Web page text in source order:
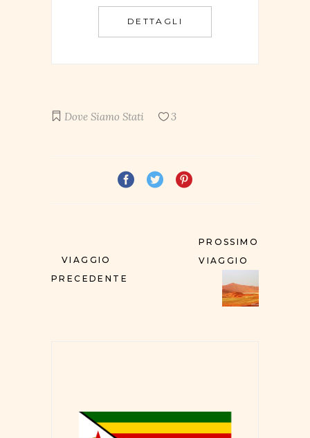
DETTAGLI
Dove Siamo Stati 3
VIAGGIO
PRECEDENTE
PROSSIMO
VIAGGIO